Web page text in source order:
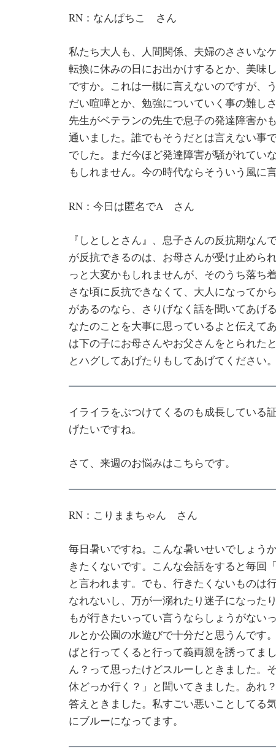
RN：なんぱちこ さん
私たち大人も、人間関係、夫婦のささいな
転換に休みの日にお出かけするとか、美味
ですか。これは一概に言えないのですが、
だい喧嘩とか、勉強についていく事の難し
先生がベテランの先生で息子の発達障害か
通いました。誰でもそうだとは言えない事
でした。まだ今ほど発達障害が騒がれてい
もしれません。今の時代ならそういう風に
RN：今日は匿名でA さん
『しとしとさん』、息子さんの反抗期な
が反抗できるのは、お母さんが受け止めら
っと大変かもしれませんが、そのうち落ち
さな頃に反抗できなくて、大人になってか
があるのなら、さりげなく話を聞いてあげ
なたのことを大事に思っているよと伝えて
は下の子にお母さんやお父さんをとられた
とハグしてあげたりもしてあげてください。
イライラをぶつけてくるのも成長している
げたいですね。
さて、来週のお悩みはこちらです。
RN：こりままちゃん さん
毎日暑いですね。こんな暑いせいでしょう
きたくないです。こんな会話をすると毎回
と言われます。でも、行きたくないものは
なれないし、万が一溺れたり迷子になった
もが行きたいってい言うならしょうがない
ルとか公園の水遊びで十分だと思うんです
ばと行ってくると行って義両親を誘ってま
ん？って思ったけどスルーしときました。
休どっか行く？」と聞いてきました。あれ
答えときました。私すごい悪いことしてる
にブルーになってます。